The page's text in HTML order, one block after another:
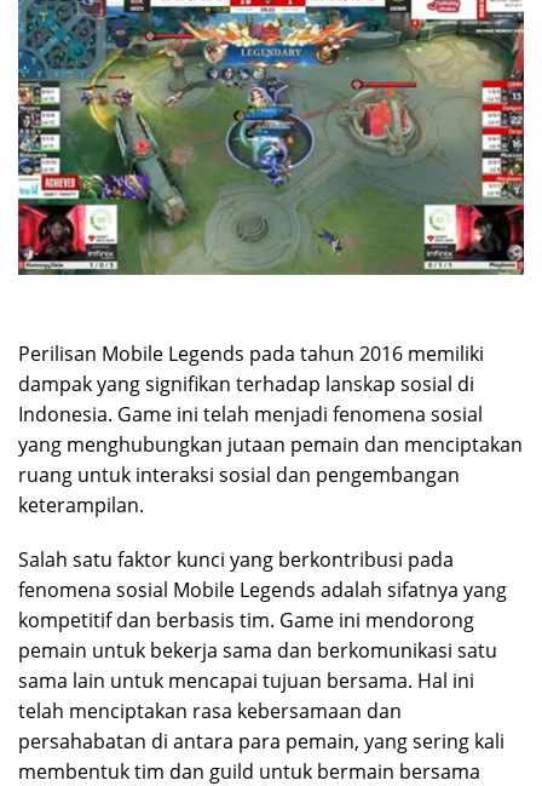
Perilisan Mobile Legends pada tahun 2016 memiliki
dampak yang signifikan terhadap lanskap sosial di
Indonesia. Game ini telah menjadi fenomena sosial
yang menghubungkan jutaan pemain dan menciptakan
ruang untuk interaksi sosial dan pengembangan
keterampilan.
Salah satu faktor kunci yang berkontribusi pada
fenomena sosial Mobile Legends adalah sifatnya yang
kompetitif dan berbasis tim. Game ini mendorong
pemain untuk bekerja sama dan berkomunikasi satu
sama lain untuk mencapai tujuan bersama. Hal ini
telah menciptakan rasa kebersamaan dan
persahabatan di antara para pemain, yang sering kali
membentuk tim dan guild untuk bermain bersama